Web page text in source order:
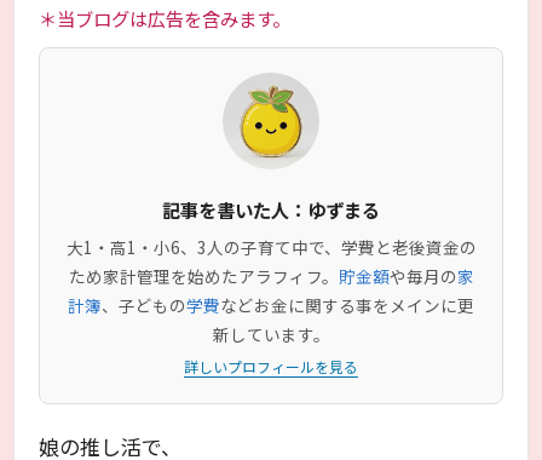
＊当ブログは広告を含みます。
記事を書いた人：ゆずまる
大1・高1・小6、3人の子育て中で、学費と老後資金の
ため家計管理を始めたアラフィフ。 貯金額や毎月の家
計簿、子どもの学費などお金に関する事をメインに更
新しています。
詳しいプロフィールを見る
娘の推し活で、